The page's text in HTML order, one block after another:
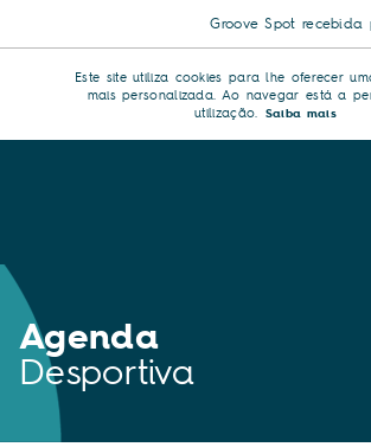
Groove Spot recebida
Este site utiliza cookies para lhe oferecer
mais personalizada. Ao navegar está a
utilização. Saiba mais
Agenda
Desportiva